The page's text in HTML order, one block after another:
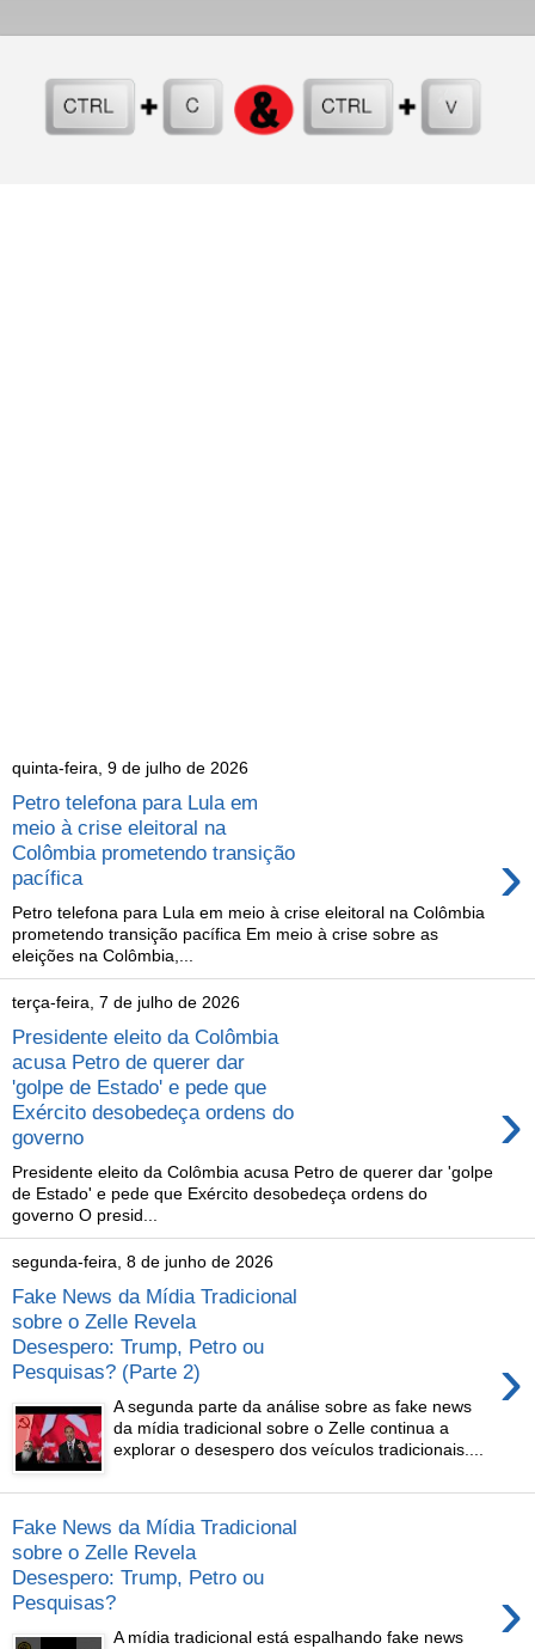
quinta-feira, 9 de julho de 2026
Petro telefona para Lula em
meio à crise eleitoral na
Colômbia prometendo transição
pacífica
›
Petro telefona para Lula em meio à crise eleitoral na Colômbia
prometendo transição pacífica Em meio à crise sobre as
eleições na Colômbia,...
terça-feira, 7 de julho de 2026
Presidente eleito da Colômbia
acusa Petro de querer dar
'golpe de Estado' e pede que
Exército desobedeça ordens do
governo
›
Presidente eleito da Colômbia acusa Petro de querer dar 'golpe
de Estado' e pede que Exército desobedeça ordens do
governo O presid...
segunda-feira, 8 de junho de 2026
Fake News da Mídia Tradicional
sobre o Zelle Revela
Desespero: Trump, Petro ou
Pesquisas? (Parte 2)
›
A segunda parte da análise sobre as fake news
da mídia tradicional sobre o Zelle continua a
explorar o desespero dos veículos tradicionais....
Fake News da Mídia Tradicional
sobre o Zelle Revela
Desespero: Trump, Petro ou
Pesquisas?
›
A mídia tradicional está espalhando fake news